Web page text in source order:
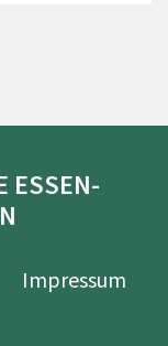
ESSEN-
Impressum